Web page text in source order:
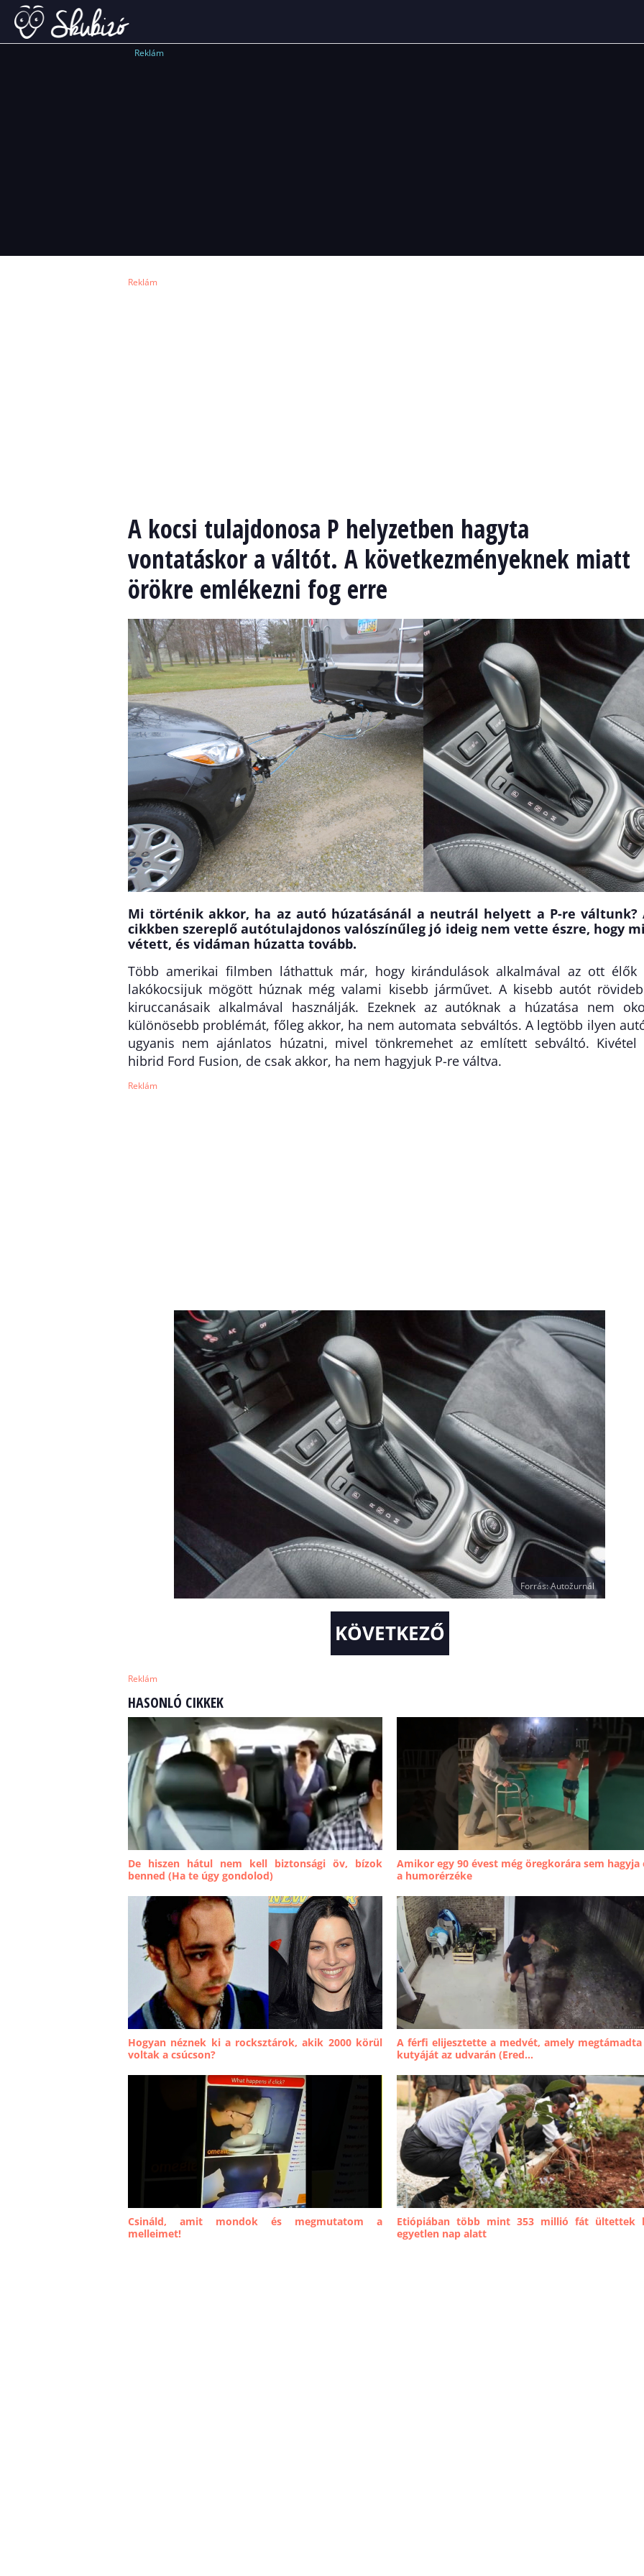
Reklám
Reklám
A kocsi tulajdonosa P helyzetben hagyta
vontatáskor a váltót. A következményeknek miatt
örökre emlékezni fog erre
Mi történik akkor, ha az autó húzatásánál a neutrál helyett a P-re váltunk?
cikkben szereplő autótulajdonos valószínűleg jó ideig nem vette észre, hogy
vétett, és vidáman húzatta tovább.
Több amerikai filmben láthattuk már, hogy kirándulások alkalmával az ott élők
lakókocsijuk mögött húznak még valami kisebb járművet. A kisebb autót
kiruccanásaik alkalmával használják. Ezeknek az autóknak a húzatása nem
különösebb problémát, főleg akkor, ha nem automata sebváltós. A legtöbb ilyen
ugyanis nem ajánlatos húzatni, mivel tönkremehet az említett sebváltó. Kivétel
hibrid Ford Fusion, de csak akkor, ha nem hagyjuk P-re váltva.
Reklám
Forrás: Autožurnál
KÖVETKEZŐ
Reklám
HASONLÓ CIKKEK
De hiszen hátul nem kell biztonsági öv, bízok
benned (Ha te úgy gondolod)
Amikor egy 90 évest még öregkorára sem hagyja
a humorérzéke
Hogyan néznek ki a rocksztárok, akik 2000 körül
voltak a csúcson?
A férfi elijesztette a medvét, amely megtámadta
kutyáját az udvarán (Ered...
Csináld, amit mondok és megmutatom a
melleimet!
Etiópiában több mint 353 millió fát ültettek
egyetlen nap alatt